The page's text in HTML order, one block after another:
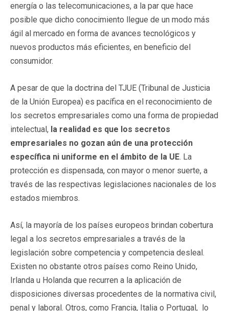
energía o las telecomunicaciones, a la par que hace
posible que dicho conocimiento llegue de un modo más
ágil al mercado en forma de avances tecnológicos y
nuevos productos más eficientes, en beneficio del
consumidor.
A pesar de que la doctrina del TJUE (Tribunal de Justicia
de la Unión Europea) es pacífica en el reconocimiento de
los secretos empresariales como una forma de propiedad
intelectual, la realidad es que los secretos
empresariales no gozan aún de una protección
específica ni uniforme en el ámbito de la UE. La
protección es dispensada, con mayor o menor suerte, a
través de las respectivas legislaciones nacionales de los
estados miembros.
Así, la mayoría de los países europeos brindan cobertura
legal a los secretos empresariales a través de la
legislación sobre competencia y competencia desleal.
Existen no obstante otros países como Reino Unido,
Irlanda u Holanda que recurren a la aplicación de
disposiciones diversas procedentes de la normativa civil,
penal y laboral. Otros, como Francia, Italia o Portugal, lo